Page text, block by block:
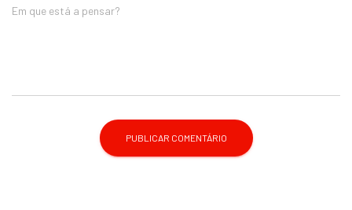
Em que está a pensar?